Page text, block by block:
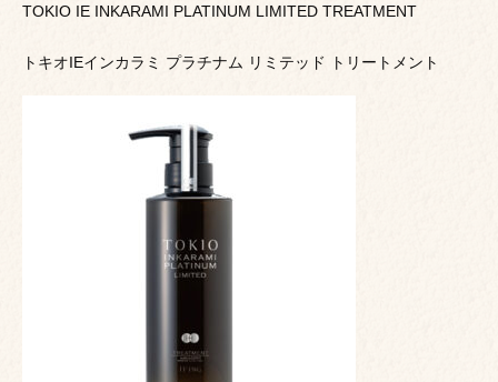
TOKIO IE INKARAMI PLATINUM LIMITED TREATMENT
トキオIEインカラミ プラチナム リミテッド トリートメント